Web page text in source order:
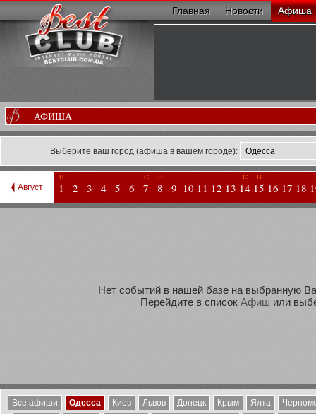
Главная Новости Афиша
АФИША
Выберите ваш город (афиша в вашем городе):
Август
В
1 2 3 4 5 6
С
7
В
8 9 10 11 12 13
С
14
В
15 16 17 18
Нет событий в нашей базе на выбранную
Перейдите в список Афиш или
Все афиши Одесса Киев Львов Донецк Крым Ялта